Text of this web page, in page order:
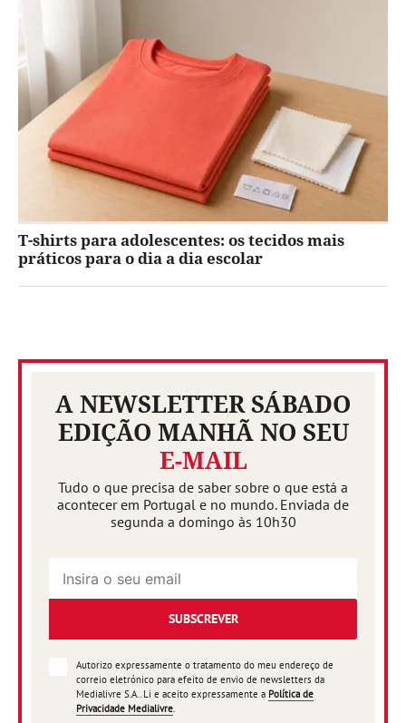
T-shirts para adolescentes: os tecidos mais
práticos para o dia a dia escolar
A NEWSLETTER SÁBADO
EDIÇÃO MANHÃ NO SEU
E-MAIL
Tudo o que precisa de saber sobre o que está a
acontecer em Portugal e no mundo. Enviada de
segunda a domingo às 10h30
SUBSCREVER
Autorizo expressamente o tratamento do meu endereço de
correio eletrónico para efeito de envio de newsletters da
Medialivre S.A.. Li e aceito expressamente a Política de
Privacidade Medialivre.